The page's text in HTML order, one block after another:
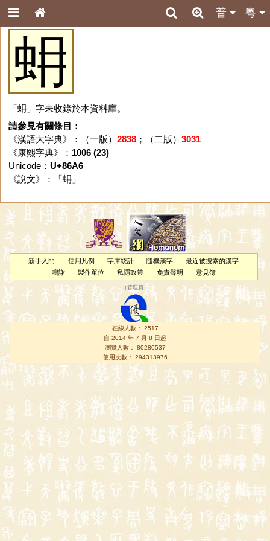
粵
普
蚦
「蚦」字未收錄於本資料庫。
請參見有關條目：
《漢語大字典》：（一版） 2838；（二版） 3031
《康熙字典》： 1006 (23)
Unicode： U+86A6
《說文》：「 蚦」
新手入門 使用凡例 字庫統計 隨機漢字
最近被搜索的漢字
鳴謝
製作單位 私隱政策 免責聲明 意見簿
（管理員 ）
在線人數： 2517
自 2014 年 7 月 8 日起
瀏覽人數： 80280537
使用次數： 294313976